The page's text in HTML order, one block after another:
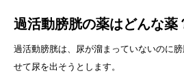
過活動膀胱の薬はどんな薬
過活動膀胱は、尿が溜まっていないのに
せて尿を出そうとします。